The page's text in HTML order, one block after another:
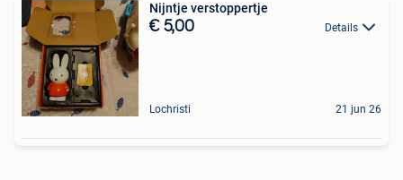
Nijntje verstoppertje
€ 5,00 Details
Lochristi 21 jun 26